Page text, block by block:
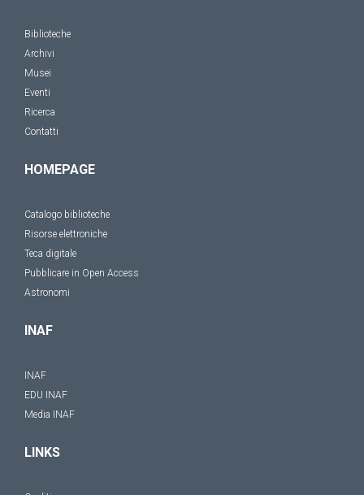
Biblioteche
Archivi
Musei
Eventi
Ricerca
Contatti
HOMEPAGE
Catalogo biblioteche
Risorse elettroniche
Teca digitale
Pubblicare in Open Access
Astronomi
INAF
INAF
EDU INAF
Media INAF
LINKS